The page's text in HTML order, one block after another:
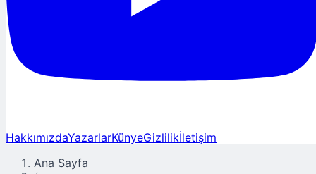
HakkımızdaYazarlarKünyeGizlilikİletişim
Ana Sayfa